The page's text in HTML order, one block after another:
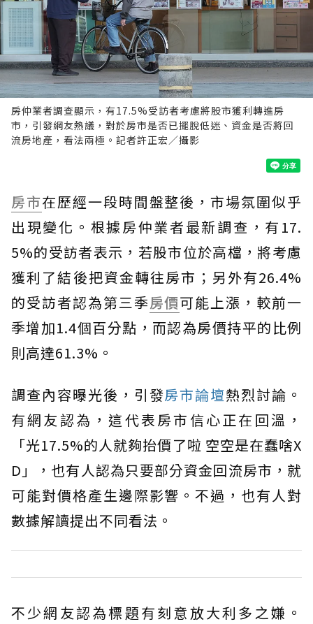
房仲業者調查顯示，有17.5%受訪者考慮將股市獲利轉進房
市，引發網友熱議，對於房市是否已擺脫低迷、資金是否將回
流房地產，看法兩極。記者許正宏／攝影
房市在歷經一段時間盤整後，市場氛圍似乎
出現變化。根據房仲業者最新調查，有17.
5%的受訪者表示，若股市位於高檔，將考慮
獲利了結後把資金轉往房市；另外有26.4%
的受訪者認為第三季房價可能上漲，較前一
季增加1.4個百分點，而認為房價持平的比例
則高達61.3%。
調查內容曝光後，引發房市論壇熱烈討論。
有網友認為，這代表房市信心正在回溫，
「光17.5%的人就夠抬價了啦 空空是在蠢啥X
D」，也有人認為只要部分資金回流房市，就
可能對價格產生邊際影響。不過，也有人對
數據解讀提出不同看法。
不少網友認為標題有刻意放大利多之嫌。